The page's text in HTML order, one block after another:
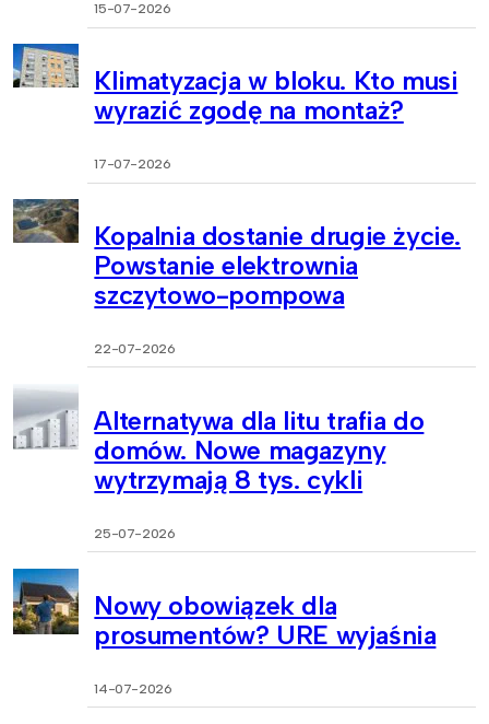
15-07-2026
Klimatyzacja w bloku. Kto musi
wyrazić zgodę na montaż?
17-07-2026
Kopalnia dostanie drugie życie.
Powstanie elektrownia
szczytowo-pompowa
22-07-2026
Alternatywa dla litu trafia do
domów. Nowe magazyny
wytrzymają 8 tys. cykli
25-07-2026
Nowy obowiązek dla
prosumentów? URE wyjaśnia
14-07-2026